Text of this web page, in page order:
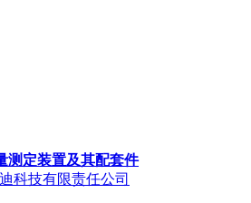
测定装置及其配套件
科技有限责任公司